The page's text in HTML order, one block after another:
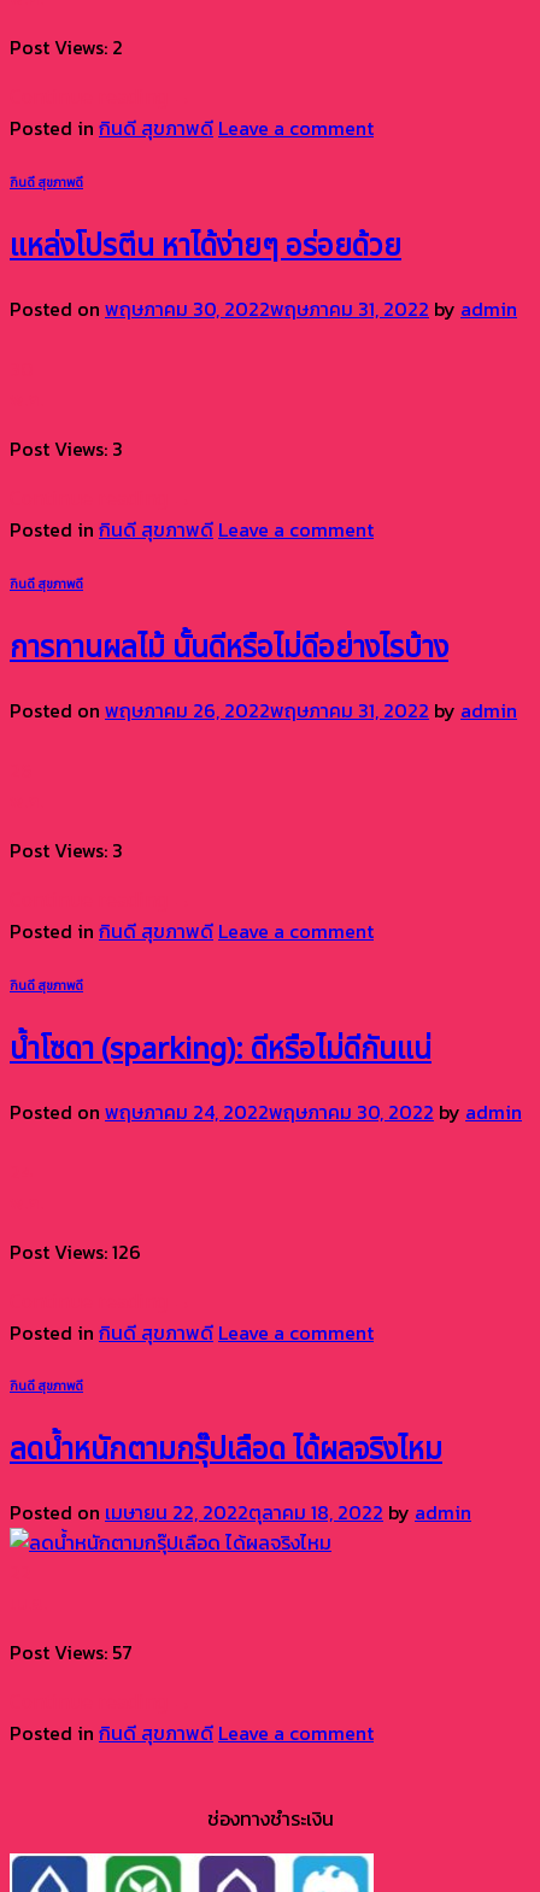
Post Views: 2
Posted in กินดี สุขภาพดี Leave a comment
กินดี สุขภาพดี
แหล่งโปรตีน หาได้ง่ายๆ อร่อยด้วย
Posted on พฤษภาคม 30, 2022พฤษภาคม 31, 2022 by admin
Post Views: 3
Posted in กินดี สุขภาพดี Leave a comment
กินดี สุขภาพดี
การทานผลไม้ นั้นดีหรือไม่ดีอย่างไรบ้าง
Posted on พฤษภาคม 26, 2022พฤษภาคม 31, 2022 by admin
Post Views: 3
Posted in กินดี สุขภาพดี Leave a comment
กินดี สุขภาพดี
น้ำโซดา (sparking): ดีหรือไม่ดีกันแน่
Posted on พฤษภาคม 24, 2022พฤษภาคม 30, 2022 by admin
Post Views: 126
Posted in กินดี สุขภาพดี Leave a comment
กินดี สุขภาพดี
ลดน้ำหนักตามกรุ๊ปเลือด ได้ผลจริงไหม
Posted on เมษายน 22, 2022ตุลาคม 18, 2022 by admin
Post Views: 57
Posted in กินดี สุขภาพดี Leave a comment
ช่องทางชำระเงิน